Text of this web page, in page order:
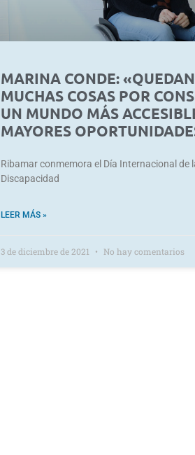
MARINA CONDE: «QUEDAN
MUCHAS COSAS POR
UN MUNDO MÁS
MAYORES
Ribamar conmemora el Día Internacional de
Discapacidad
LEER MÁS »
3 de diciembre de 2021 No hay comentarios